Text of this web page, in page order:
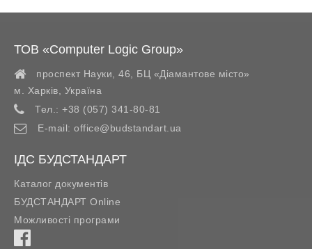
ТОВ «Computer Logic Group»
проспект Науки, 46, БЦ «Діамантове місто»
м. Харків
Україна
Тел.: +38 (057) 341-80-81
E-mail: office@budstandart.ua
ІДС БУДСТАНДАРТ
Каталог документів
БУДСТАНДАРТ Online
Можливості програми